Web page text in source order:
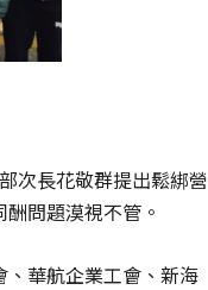
次長花敬群提出鬆綁營
問題漠視不管。
華航企業工會、新海